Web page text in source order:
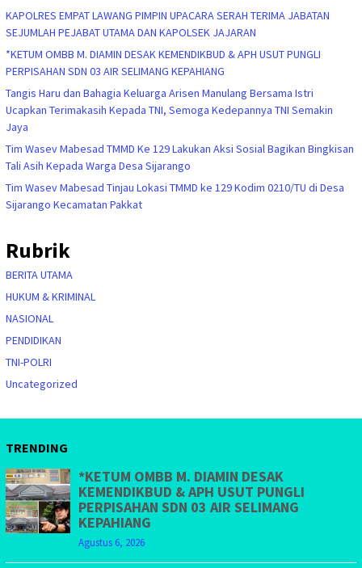
KAPOLRES EMPAT LAWANG PIMPIN UPACARA SERAH TERIMA JABATAN
SEJUMLAH PEJABAT UTAMA DAN KAPOLSEK JAJARAN
*KETUM OMBB M. DIAMIN DESAK KEMENDIKBUD & APH USUT PUNGLI
PERPISAHAN SDN 03 AIR SELIMANG KEPAHIANG
Tangis Haru dan Bahagia Keluarga Arisen Manulang Bersama Istri
Ucapkan Terimakasih Kepada TNI, Semoga Kedepannya TNI Semakin
Jaya
Tim Wasev Mabesad TMMD Ke 129 Lakukan Aksi Sosial Bagikan Bingkisan
Tali Asih Kepada Warga Desa Sijarango
Tim Wasev Mabesad Tinjau Lokasi TMMD ke 129 Kodim 0210/TU di Desa
Sijarango Kecamatan Pakkat
Rubrik
BERITA UTAMA
HUKUM & KRIMINAL
NASIONAL
PENDIDIKAN
TNI-POLRI
Uncategorized
TRENDING
*KETUM OMBB M. DIAMIN DESAK
KEMENDIKBUD & APH USUT PUNGLI
PERPISAHAN SDN 03 AIR SELIMANG
KEPAHIANG
Agustus 6, 2026